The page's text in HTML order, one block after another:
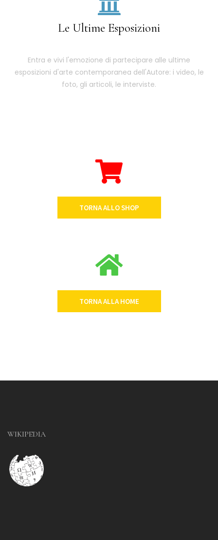
Le Ultime Esposizioni
Entra e vivi l'emozione di partecipare alle ultime
esposizioni d'arte contemporanea dell'Autore: i video, le
foto, gli articoli, le interviste.
TORNA ALLO SHOP
TORNA ALLA HOME
WIKIPEDIA